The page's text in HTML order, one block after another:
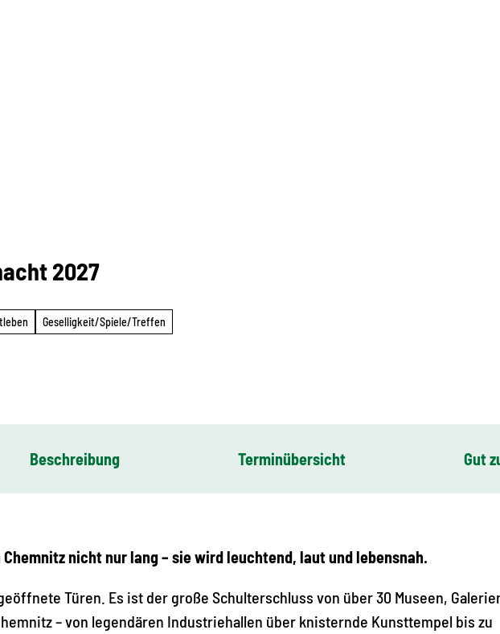
2027
Geselligkeit/Spiele/Treffen
Beschreibung Terminübersicht Gut
nicht nur lang – sie wird leuchtend, laut und lebensnah.
Türen. Es ist der große Schulterschluss von über 30 Museen,
– von legendären Industriehallen über knisternde Kunsttempel bis zu